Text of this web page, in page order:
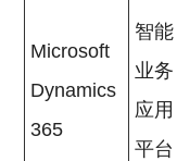
Microsoft
Dynamics
365
智能
业务
应用
平台